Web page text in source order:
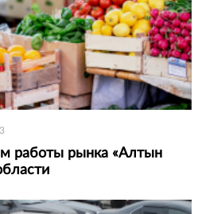
работы рынка «Алтын